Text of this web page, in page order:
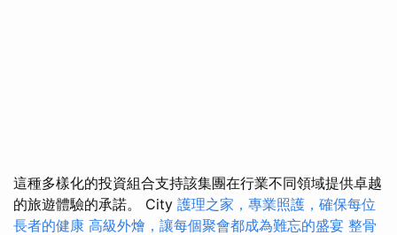
這種多樣化的投資組合支持該集團在行業不同領域提供卓越
的旅遊體驗的承諾。 City 護理之家，專業照護，確保每位
長者的健康 高級外燴，讓每個聚會都成為難忘的盛宴 整骨